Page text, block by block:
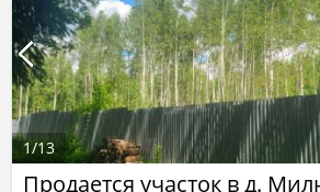
Продается участок в д.
1/13